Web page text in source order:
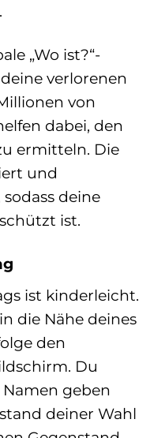
„Wo ist?“-
verlorenen
von
dabei, den
ermitteln. Die
und
deine
ist.
ist kinderleicht.
die Nähe deines
den
Du
geben
deiner Wahl